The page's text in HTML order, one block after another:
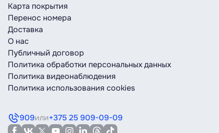
Карта покрытия
Перенос номера
Доставка
О нас
Публичный договор
Политика обработки персональных данных
Политика видеонаблюдения
Политика использования cookies
909или+375 25 909-09-09